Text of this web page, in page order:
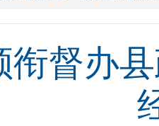
衔督办